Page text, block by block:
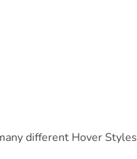
different Hover Styles